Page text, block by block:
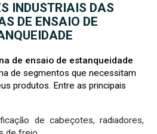
INDUSTRIAIS DAS
DE ENSAIO DE
de ensaio de estanqueidade
de segmentos que necessitam
produtos. Entre as principais
de cabeçotes, radiadores,